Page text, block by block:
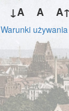
↓A A A↑
Warunki